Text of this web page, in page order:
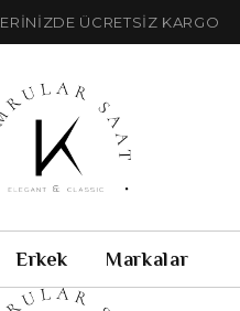
ÜCRETSİZ KARGO
Erkek Markalar